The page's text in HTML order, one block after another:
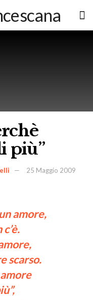
più”
25 Maggio 2009
amore,
scarso.